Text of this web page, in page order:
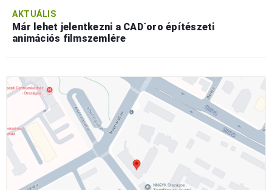
AKTUÁLIS
Már lehet jelentkezni a CAD`oro építészeti
animációs filmszemlére